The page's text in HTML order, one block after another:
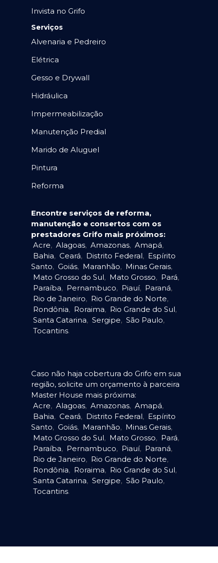
Invista no Grifo
Serviços
Alvenaria e Pedreiro
Elétrica
Gesso e Drywall
Hidráulica
Impermeabilização
Manutenção Predial
Marido de Aluguel
Pintura
Reforma
Encontre serviços de reforma,
manutenção e consertos com os
prestadores Grifo mais próximos:
Acre, Alagoas, Amazonas, Amapá,
Bahia, Ceará, Distrito Federal, Espírito
Santo, Goiás, Maranhão, Minas Gerais,
Mato Grosso do Sul, Mato Grosso, Pará,
Paraíba, Pernambuco, Piauí, Paraná,
Rio de Janeiro, Rio Grande do Norte,
Rondônia, Roraima, Rio Grande do Sul,
Santa Catarina, Sergipe, São Paulo,
Tocantins.
Caso não haja cobertura do Grifo em sua
região, solicite um orçamento à parceira
Master House mais próxima:
Acre, Alagoas, Amazonas, Amapá,
Bahia, Ceará, Distrito Federal, Espírito
Santo, Goiás, Maranhão, Minas Gerais,
Mato Grosso do Sul, Mato Grosso, Pará,
Paraíba, Pernambuco, Piauí, Paraná,
Rio de Janeiro, Rio Grande do Norte,
Rondônia, Roraima, Rio Grande do Sul,
Santa Catarina, Sergipe, São Paulo,
Tocantins.